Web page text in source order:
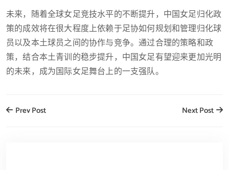
未来，随着全球女足竞技水平的不断提升，中国女足归化政
策的成效将在很大程度上依赖于足协如何规划和管理归化球
员以及本土球员之间的协作与竞争。通过合理的策略和政
策，结合本土青训的稳步提升，中国女足有望迎来更加光明
的未来，成为国际女足舞台上的一支强队。
Prev Post Next Post